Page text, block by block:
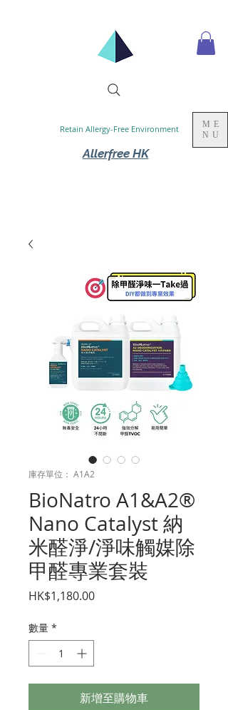
Allerfree HK
Retain Allergy-Free Environment
ME
NU
庫存單位： A1A2
BioNatro A1&A2®
Nano Catalyst 納
米醛淨/淨味觸媒除
甲醛專業套裝
HK$1,180.00價
數量 *
新增至購物車